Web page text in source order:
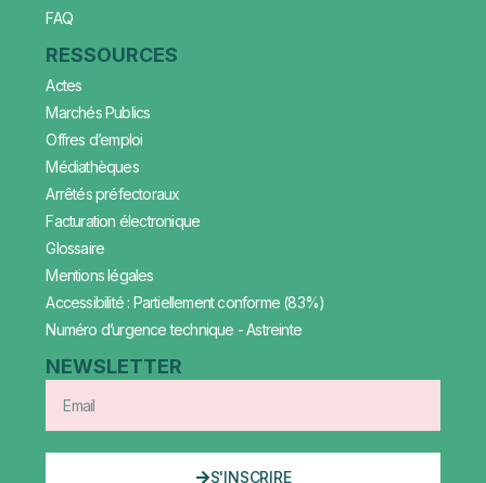
FAQ
RESSOURCES
Actes
Marchés Publics
Offres d’emploi
Médiathèques
Arrêtés préfectoraux
Facturation électronique
Glossaire
Mentions légales
Accessibilité : Partiellement conforme (83%)
Numéro d’urgence technique - Astreinte
NEWSLETTER
S'INSCRIRE